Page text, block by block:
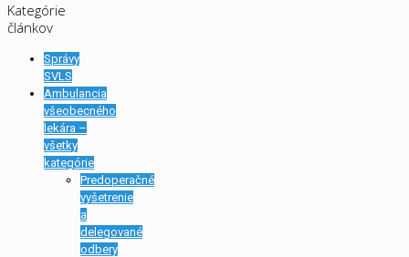
Kategórie
článkov
Správy
SVLS
Ambulancia
všeobecného
lekára –
všetky
kategórie
Predoperačné
vyšetrenie
a
delegované
odbery